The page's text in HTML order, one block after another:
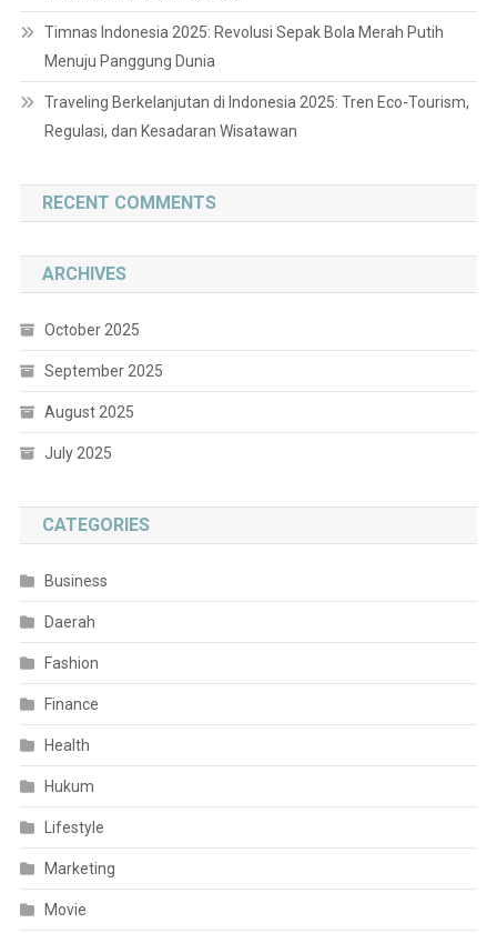
Timnas Indonesia 2025: Revolusi Sepak Bola Merah Putih
Menuju Panggung Dunia
Traveling Berkelanjutan di Indonesia 2025: Tren Eco-Tourism,
Regulasi, dan Kesadaran Wisatawan
RECENT COMMENTS
ARCHIVES
October 2025
September 2025
August 2025
July 2025
CATEGORIES
Business
Daerah
Fashion
Finance
Health
Hukum
Lifestyle
Marketing
Movie